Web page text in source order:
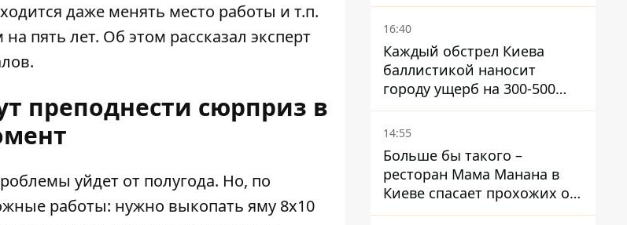
даже менять место работы и т.п.
пять лет. Об этом рассказал эксперт
преподнести сюрприз в
уйдет от полугода. Но, по
работы: нужно выкопать яму 8х10
16:40
Каждый обстрел Киева
баллистикой наносит
городу ущерб на 300-500
миллионов - Петр
Пантелеев
14:55
Больше бы такого –
ресторан Мама Манана в
Киеве спасает прохожих от
жары